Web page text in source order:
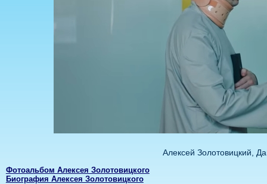
Алексей Золотовицкий,
Фотоальбом Алексея Золотовицкого
Биография Алексея Золотовицкого